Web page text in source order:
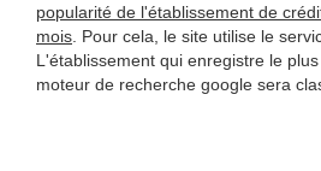
popularité de l'établissement de
mois . Pour cela, le site utilise le
L'établissement qui enregistre le
moteur de recherche google sera